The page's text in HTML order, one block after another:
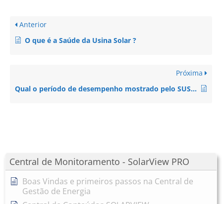
Central de Monitoramento - SolarView PRO
Boas Vindas e primeiros passos na Central de
Gestão de Energia
Anterior
O que é a Saúde da Usina Solar ?
Próxima
Qual o período de desempenho mostrado pelo SUS mostrado na Visão Geral?